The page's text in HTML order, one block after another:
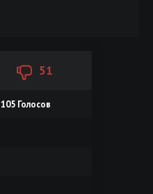
51
105Голосов